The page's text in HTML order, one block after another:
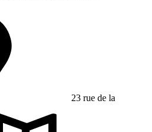
23 rue de la